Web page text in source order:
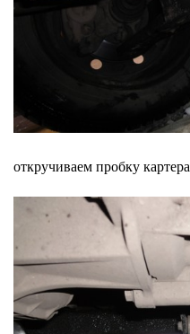
откручиваем пробку картера